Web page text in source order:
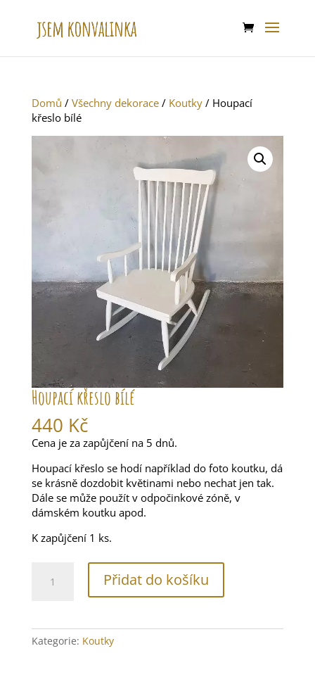
Domů / Všechny dekorace/ Koutky/ Houpací
křeslo bílé
Houpací křeslo bílé
440 Kč
Cena je za zapůjčení na 5 dnů.
Houpací křeslo se hodí například do foto koutku, dá
se krásně dozdobit květinami nebo nechat jen tak.
Dále se může použít v odpočinkové zóně, v
dámském koutku apod.
K zapůjčení 1 ks.
křeslo
Přidat do košíku
Kategorie: Koutky